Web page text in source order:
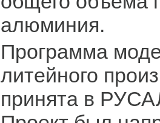
алюминия.
Программа
литейного
принята в